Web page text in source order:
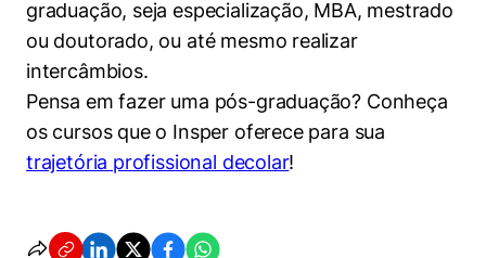
graduação, seja especialização, MBA, mestrado
ou doutorado, ou até mesmo realizar
intercâmbios.
Pensa em fazer uma pós-graduação? Conheça
os cursos que o Insper oferece para sua
trajetória profissional decolar!